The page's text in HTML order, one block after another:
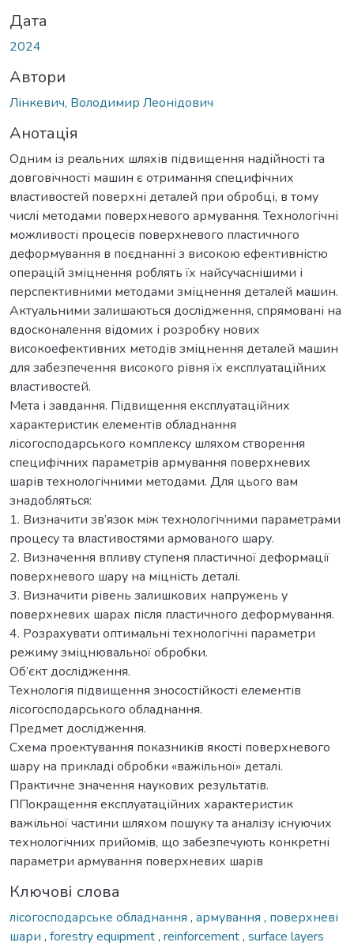
Дата
2024
Автори
Лінкевич, Володимир Леонідович
Анотація
Одним із реальних шляхів підвищення надійності та
довговічності машин є отримання специфічних
властивостей поверхні деталей при обробці, в тому
числі методами поверхневого армування. Технологічні
можливості процесів поверхневого пластичного
деформування в поєднанні з високою ефективністю
операцій зміцнення роблять їх найсучаснішими і
перспективними методами зміцнення деталей машин.
Актуальними залишаються дослідження, спрямовані на
вдосконалення відомих і розробку нових
високоефективних методів зміцнення деталей машин
для забезпечення високого рівня їх експлуатаційних
властивостей.
Мета і завдання. Підвищення експлуатаційних
характеристик елементів обладнання
лісогосподарського комплексу шляхом створення
специфічних параметрів армування поверхневих
шарів технологічними методами. Для цього вам
знадобляться:
1. Визначити зв’язок між технологічними параметрами
процесу та властивостями армованого шару.
2. Визначення впливу ступеня пластичної деформації
поверхневого шару на міцність деталі.
3. Визначити рівень залишкових напружень у
поверхневих шарах після пластичного деформування.
4. Розрахувати оптимальні технологічні параметри
режиму зміцнювальної обробки.
Об’єкт дослідження.
Технологія підвищення зносостійкості елементів
лісогосподарського обладнання.
Предмет дослідження.
Схема проектування показників якості поверхневого
шару на прикладі обробки «важільної» деталі.
Практичне значення наукових результатів.
ППокращення експлуатаційних характеристик
важільної частини шляхом пошуку та аналізу існуючих
технологічних прийомів, що забезпечують конкретні
параметри армування поверхневих шарів
Ключові слова
лісогосподарське обладнання , армування , поверхневі
шари , forestry equipment, reinforcement, surface layers